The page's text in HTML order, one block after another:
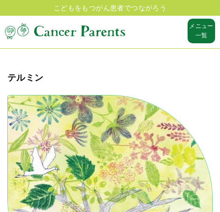
こどもをもつがん患者でつながろう
メニュー
一覧
テルミン